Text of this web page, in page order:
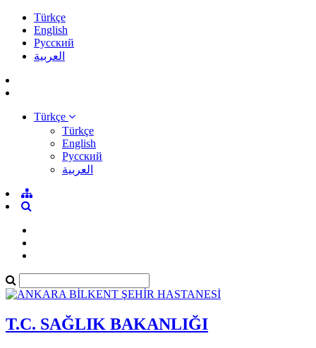
Türkçe
English
Pусский
العربية
Türkçe
Türkçe
English
Pусский
العربية
T.C. SAĞLIK BAKANLIĞI